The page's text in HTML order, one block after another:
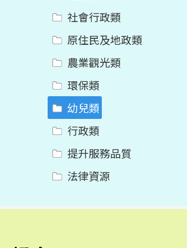
社會行政類
原住民及地政類
農業觀光類
環保類
幼兒類
行政類
提升服務品質
法律資源